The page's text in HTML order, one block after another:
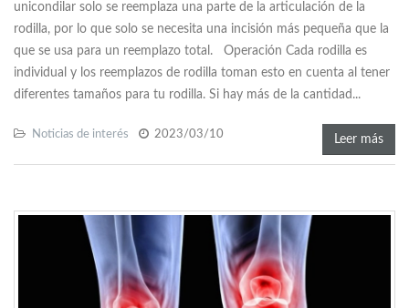
unicondilar solo se reemplaza una parte de la articulación de la
rodilla, por lo que solo se necesita una incisión más pequeña que la
que se usa para un reemplazo total. Operación Cada rodilla es
individual y los reemplazos de rodilla toman esto en cuenta al tener
diferentes tamaños para tu rodilla. Si hay más de la cantidad...
Noticias de interés 2023/03/10 Leer más